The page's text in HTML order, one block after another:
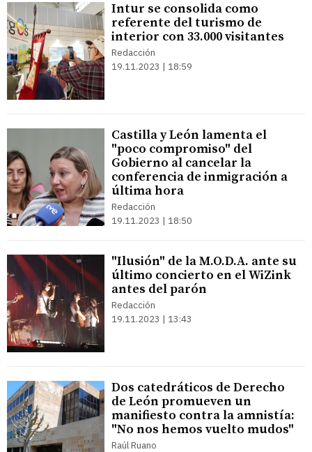
Intur se consolida como
referente del turismo de
interior con 33.000 visitantes
Redacción
19.11.2023 | 18:59
Castilla y León lamenta el
"poco compromiso" del
Gobierno al cancelar la
conferencia de inmigración a
última hora
Redacción
19.11.2023 | 18:50
"Ilusión" de la M.O.D.A. ante su
último concierto en el WiZink
antes del parón
Redacción
19.11.2023 | 13:43
Dos catedráticos de Derecho
de León promueven un
manifiesto contra la amnistía:
"No nos hemos vuelto mudos"
Raúl Ruano